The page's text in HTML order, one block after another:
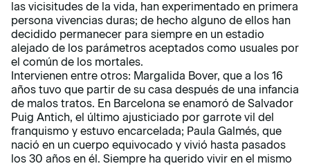
las vicisitudes de la vida, han experimentado en primera
persona vivencias duras; de hecho alguno de ellos han
decidido permanecer para siempre en un estadio
alejado de los parámetros aceptados como usuales por
el común de los mortales.
Intervienen entre otros: Margalida Bover, que a los 16
años tuvo que partir de su casa después de una infancia
de malos tratos. En Barcelona se enamoró de Salvador
Puig Antich, el último ajusticiado por garrote vil del
franquismo y estuvo encarcelada; Paula Galmés, que
nació en un cuerpo equivocado y vivió hasta pasados ​​
los 30 años en él. Siempre ha querido vivir en el mismo